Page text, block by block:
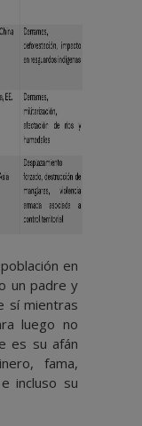
en
un padre y
sí mientras
luego no
es su afán
fama,
incluso su